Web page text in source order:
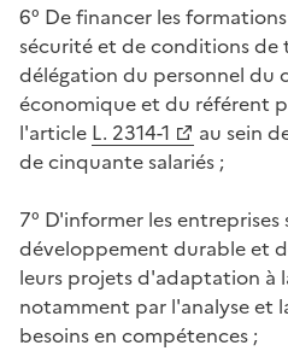
6° De financer les
sécurité et de conditions de
délégation du personnel du
économique et du référent
l'article L. 2314-1
au sein
de cinquante salariés ;
7° D'informer les entreprises
développement durable et
leurs projets d'adaptation à
notamment par l'analyse et
besoins en compétences ;